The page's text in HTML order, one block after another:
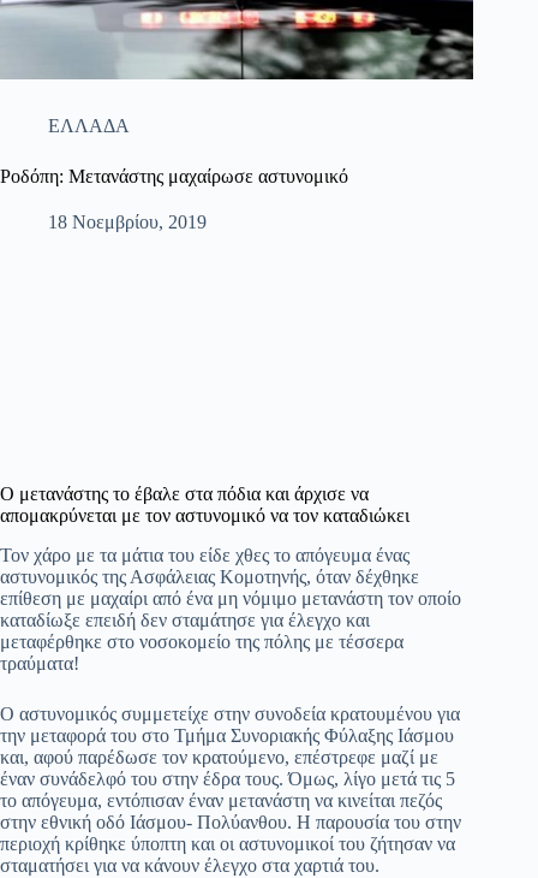
ΕΛΛΑΔΑ
Ροδόπη: Μετανάστης μαχαίρωσε αστυνομικό
18 Νοεμβρίου, 2019
Ο μετανάστης το έβαλε στα πόδια και άρχισε να
απομακρύνεται με τον αστυνομικό να τον καταδιώκει
Τον χάρο με τα μάτια του είδε χθες το απόγευμα ένας
αστυνομικός της Ασφάλειας Κομοτηνής, όταν δέχθηκε
επίθεση με μαχαίρι από ένα μη νόμιμο μετανάστη τον οποίο
καταδίωξε επειδή δεν σταμάτησε για έλεγχο και
μεταφέρθηκε στο νοσοκομείο της πόλης με τέσσερα
τραύματα!
Ο αστυνομικός συμμετείχε στην συνοδεία κρατουμένου για
την μεταφορά του στο Τμήμα Συνοριακής Φύλαξης Ιάσμου
και, αφού παρέδωσε τον κρατούμενο, επέστρεφε μαζί με
έναν συνάδελφό του στην έδρα τους. Όμως, λίγο μετά τις 5
το απόγευμα, εντόπισαν έναν μετανάστη να κινείται πεζός
στην εθνική οδό Ιάσμου- Πολύανθου. Η παρουσία του στην
περιοχή κρίθηκε ύποπτη και οι αστυνομικοί του ζήτησαν να
σταματήσει για να κάνουν έλεγχο στα χαρτιά του.